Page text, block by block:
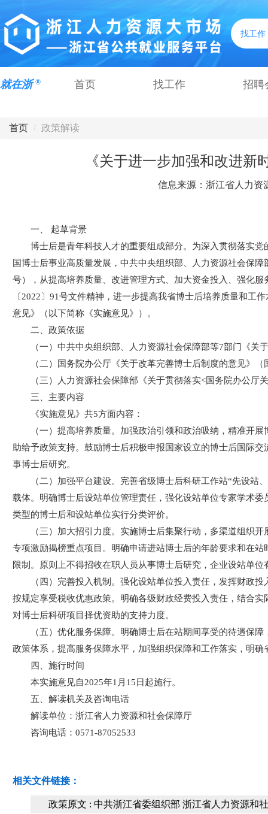
找工作
就在浙 ® 首页 找工作 招聘
首页 / 政策解读
《关于进一步加强和改进
信息来源：浙江省人力资
一、 起草背景
博士后是青年科技人才的重要组成部分。为深入贯彻落实
国博士后事业高质量发展，中共中央组织部、人力资源社会保
号），从提高培养质量、改进管理方式、加大资金投入、强化
〔2022〕91号文件精神，进一步提高我省博士后培养质量和工
意见》（以下简称《实施意见》）。
二、政策依据
（一）中共中央组织部、人力资源社会保障部等7部门《
（二）国务院办公厅《关于改革完善博士后制度的意见》
（三）人力资源社会保障部《关于贯彻落实<国务院办公
三、主要内容
《实施意见》共5方面内容：
（一）提高培养质量。加强政治引领和政治吸纳，精准开
助给予政策支持。鼓励博士后积极申报国家设立的博士后国际
事博士后研究。
（二）加强平台建设。完善省级博士后科研工作站“先设
载体。明确博士后设站单位管理责任，强化设站单位专家学术
类型的博士后和设站单位实行分类评价。
（三）加大招引力度。实施博士后集聚行动，多渠道组织
专项激励揭榜重点项目。明确申请进站博士后的年龄要求和在
限制。原则上不得招收在职人员从事博士后研究，企业设站单
（四）完善投入机制。强化设站单位投入责任，发挥财政
按规定享受税收优惠政策。明确各级财政经费投入责任，结合
对博士后科研项目择优资助的支持力度。
（五）优化服务保障。明确博士后在站期间享受的待遇保
政策体系，提高服务保障水平，加强组织保障和工作落实，明
四、施行时间
本实施意见自2025年1月15日起施行。
五、解读机关及咨询电话
解读单位：浙江省人力资源和社会保障厅
咨询电话：0571-87052533
相关文件链接：
政策原文 : 中共浙江省委组织部 浙江省人力资源和